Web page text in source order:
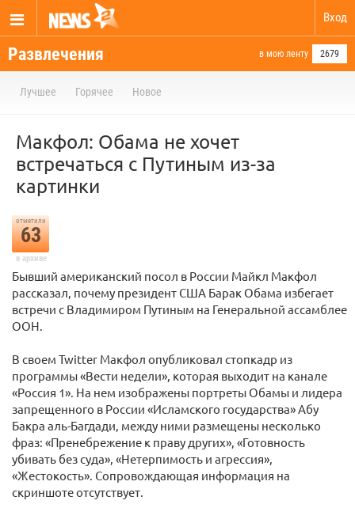
Вход
Развлечения в мою ленту 2679
Лучшее Горячее Новое
Макфол: Обама не хочет
встречаться с Путиным из-за
картинки
отметили
63
в архиве
Бывший американский посол в России Майкл Макфол
рассказал, почему президент США Барак Обама избегает
встречи с Владимиром Путиным на Генеральной ассамблее
ООН.
В своем Twitter Макфол опубликовал стопкадр из
программы «Вести недели», которая выходит на канале
«Россия 1». На нем изображены портреты Обамы и лидера
запрещенного в России «Исламского государства» Абу
Бакра аль-Багдади, между ними размещены несколько
фраз: «Пренебрежение к праву других», «Готовность
убивать без суда», «Нетерпимость и агрессия»,
«Жестокость». Сопровождающая информация на
скриншоте отсутствует.